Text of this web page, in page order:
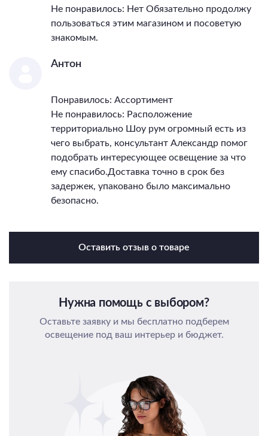
Не понравилось: Нет Обязательно продолжу
пользоваться этим магазином и посоветую
знакомым.
Антон
Понравилось: Ассортимент
Не понравилось: Расположение
территориально Шоу рум огромный есть из
чего выбрать, консультант Александр помог
подобрать интересующее освещение за что
ему спасибо.Доставка точно в срок без
задержек, упаковано было максимально
безопасно.
Оставить отзыв о товаре
Нужна помощь с выбором?
Оставьте заявку и мы бесплатно подберем
освещение под ваш интерьер и бюджет.